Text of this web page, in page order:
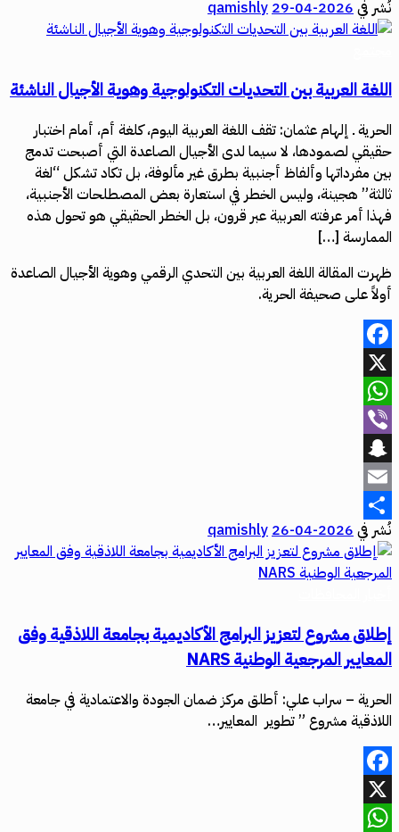
Share
نُشر في 2026-04-29
qamishly
اللغة العربية بين التحديات التكنولوجية وهوية الأجيال الناشئة
الحرية ـ إلهام عثمان: تقف اللغة العربية اليوم، كلغة أم، أمام اختبار
حقيقي لصمودها، لا سيما لدى الأجيال الصاعدة التي أصبحت تدمج
بين مفرداتها وألفاظ أجنبية بطرق غير مألوفة، بل تكاد تشكل “لغة
ثالثة” هجينة، وليس الخطر في استعارة بعض المصطلحات الأجنبية،
فهذا أمر عرفته العربية عبر قرون، بل الخطر الحقيقي هو تحول هذه
الممارسة […]
ظهرت المقالة اللغة العربية بين التحدي الرقمي وهوية الأجيال الصاعدة
أولاً على صحيفة الحرية.
Facebook
X
WhatsApp
Viber
Snapchat
Email
Share
نُشر في2026-04-26
qamishly
إطلاق مشروع لتعزيز البرامج الأكاديمية بجامعة اللاذقية وفق
المعايير المرجعية الوطنية NARS
الحرية – سراب علي: أطلق مركز ضمان الجودة والاعتمادية في جامعة
اللاذقية مشروع ” تطوير المعايير…
Facebook
X